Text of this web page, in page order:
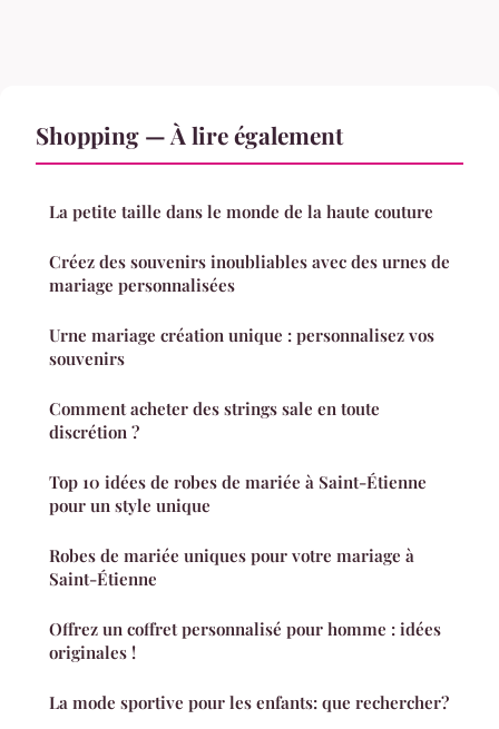
Shopping — À lire également
La petite taille dans le monde de la haute couture
Créez des souvenirs inoubliables avec des urnes de
mariage personnalisées
Urne mariage création unique : personnalisez vos
souvenirs
Comment acheter des strings sale en toute
discrétion ?
Top 10 idées de robes de mariée à Saint-Étienne
pour un style unique
Robes de mariée uniques pour votre mariage à
Saint-Étienne
Offrez un coffret personnalisé pour homme : idées
originales !
La mode sportive pour les enfants: que rechercher?